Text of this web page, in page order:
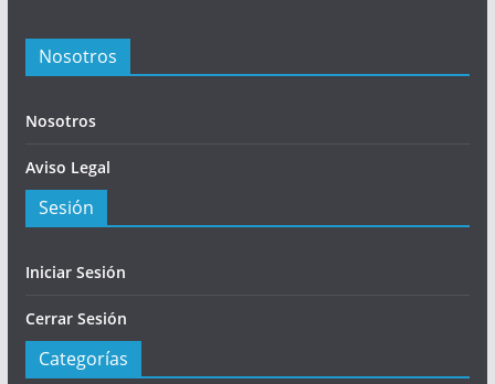
Nosotros
Nosotros
Aviso Legal
Sesión
Iniciar Sesión
Cerrar Sesión
Categorías